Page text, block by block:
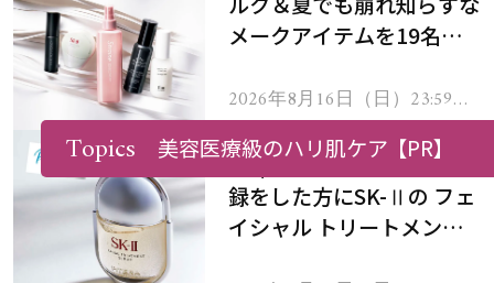
メークアイテムを19名様
2026年8月16日（日）23:59ま
で
【8/16まで】新規会員登
録をした方にSK-Ⅱの フェ
イシャル トリートメント
Topics 美容医療級のハリ肌ケア【PR】